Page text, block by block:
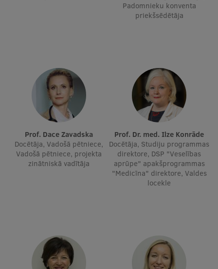
Struktūra
Vēsture un tradīcijas
Identitāte
RSU fonds
Aula
Muzeji un ekspozīcijas
Virtuālā tūre
Ilgtspējīga attīstība
Padomnieku konventa
priekšsēdētāja
Prof. Dace Zavadska
Docētāja, Vadošā pētniece,
Vadošā pētniece, projekta
zinātniskā vadītāja
Prof. Dr. med. Ilze Konrāde
Docētāja, Studiju programmas
direktore, DSP "Veselības
aprūpe" apakšprogrammas
"Medicīna" direktore, Valdes
locekle